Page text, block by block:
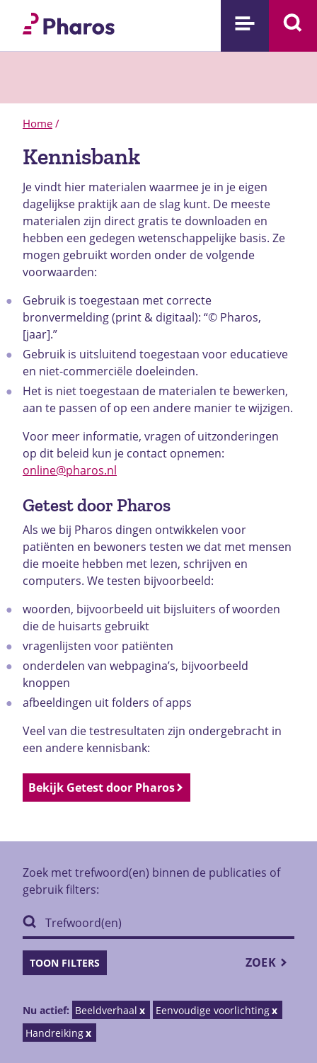
Home /
Kennisbank
Je vindt hier materialen waarmee je in je eigen
dagelijkse praktijk aan de slag kunt. De meeste
materialen zijn direct gratis te downloaden en
hebben een gedegen wetenschappelijke basis. Ze
mogen gebruikt worden onder de volgende
voorwaarden:
Gebruik is toegestaan met correcte
bronvermelding (print & digitaal): “© Pharos,
[jaar].”
Gebruik is uitsluitend toegestaan voor educatieve
en niet-commerciële doeleinden.
Het is niet toegestaan de materialen te bewerken,
aan te passen of op een andere manier te wijzigen.
Voor meer informatie, vragen of uitzonderingen
op dit beleid kun je contact opnemen:
online@pharos.nl
Getest door Pharos
Als we bij Pharos dingen ontwikkelen voor
patiënten en bewoners testen we dat met mensen
die moeite hebben met lezen, schrijven en
computers. We testen bijvoorbeeld:
woorden, bijvoorbeeld uit bijsluiters of woorden
die de huisarts gebruikt
vragenlijsten voor patiënten
onderdelen van webpagina’s, bijvoorbeeld
knoppen
afbeeldingen uit folders of apps
Veel van die testresultaten zijn ondergebracht in
een andere kennisbank:
Bekijk Getest door Pharos
Zoek met trefwoord(en) binnen de publicaties of
gebruik filters:
ZOEK
TOON FILTERS
Nu actief: Beeldverhaal
Eenvoudige voorlichting
Handreiking